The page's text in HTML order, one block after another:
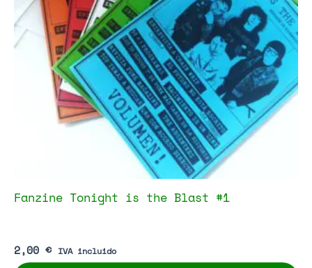
Fanzine Tonight is the Blast #1
2,00 € IVA incluido